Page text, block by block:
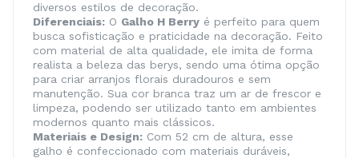
diversos estilos de decoração.
Diferenciais: O Galho H Berry é perfeito para quem
busca sofisticação e praticidade na decoração. Feito
com material de alta qualidade, ele imita de forma
realista a beleza das berys, sendo uma ótima opção
para criar arranjos florais duradouros e sem
manutenção. Sua cor branca traz um ar de frescor e
limpeza, podendo ser utilizado tanto em ambientes
modernos quanto mais clássicos.
Materiais e Design: Com 52 cm de altura, esse
galho é confeccionado com materiais duráveis,